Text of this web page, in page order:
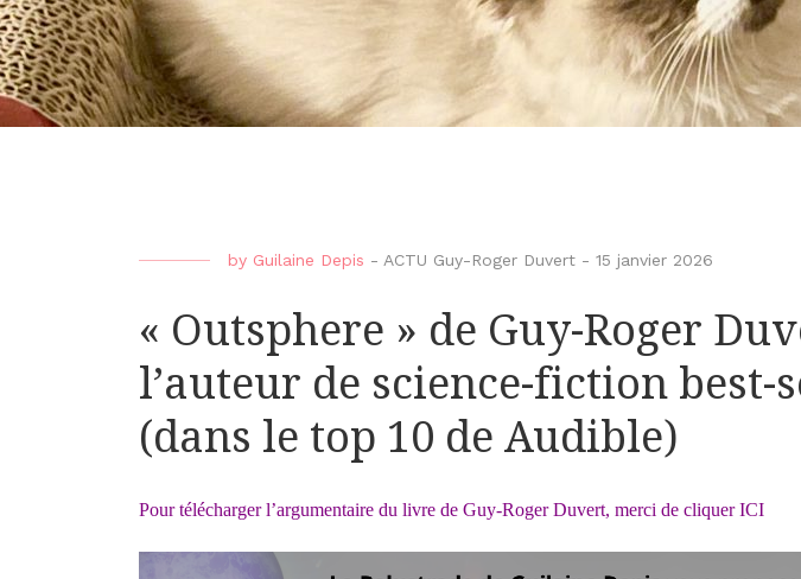
by Guilaine Depis - ACTU Guy-Roger Duvert - 15 janvier 2026
« Outsphere » de Guy-Roger
l’auteur de science-fiction best-
(dans le top 10 de Audible)
Pour télécharger l’argumentaire du livre de Guy-Roger Duvert, merci de cliquer ICI